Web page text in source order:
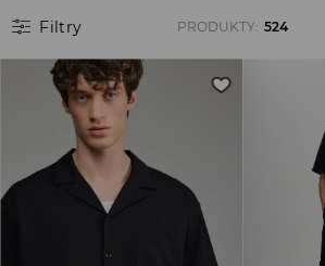
Filtry PRODUKTY: 524